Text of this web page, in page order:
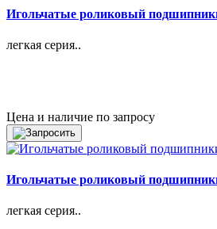
Игольчатые роликовый
легкая серия..
Цена и наличие по запросу
Игольчатые роликовый
легкая серия..